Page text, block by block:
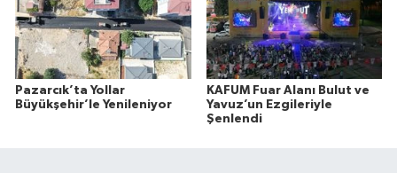
Pazarcık’ta Yollar
Büyükşehir’le Yenileniyor
KAFUM Fuar Alanı Bulut ve
Yavuz’un Ezgileriyle
Şenlendi